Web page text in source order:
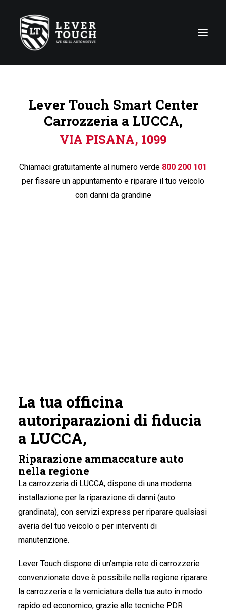
Linee di servizio
Carrozzerie
News
Contattaci
Lever Touch Smart Center
Carrozzeria a LUCCA,
VIA PISANA, 1099
Chiamaci gratuitamente al numero verde 800 200 101
per fissare un appuntamento e riparare il tuo veicolo
con danni da grandine
La tua officina
autoriparazioni di fiducia
a LUCCA,
Riparazione ammaccature auto
nella regione
La carrozzeria di LUCCA, dispone di una moderna
installazione per la riparazione di danni (auto
grandinata), con servizi express per riparare qualsiasi
averia del tuo veicolo o per interventi di
manutenzione.
Lever Touch dispone di un’ampia rete di carrozzerie
convenzionate dove è possibile nella regione riparare
la carrozzeria e la verniciatura della tua auto in modo
rapido ed economico, grazie alle tecniche PDR